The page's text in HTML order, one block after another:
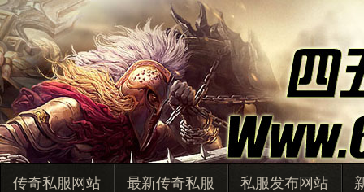
传奇私服网站 最新传奇私服 私服发布网站